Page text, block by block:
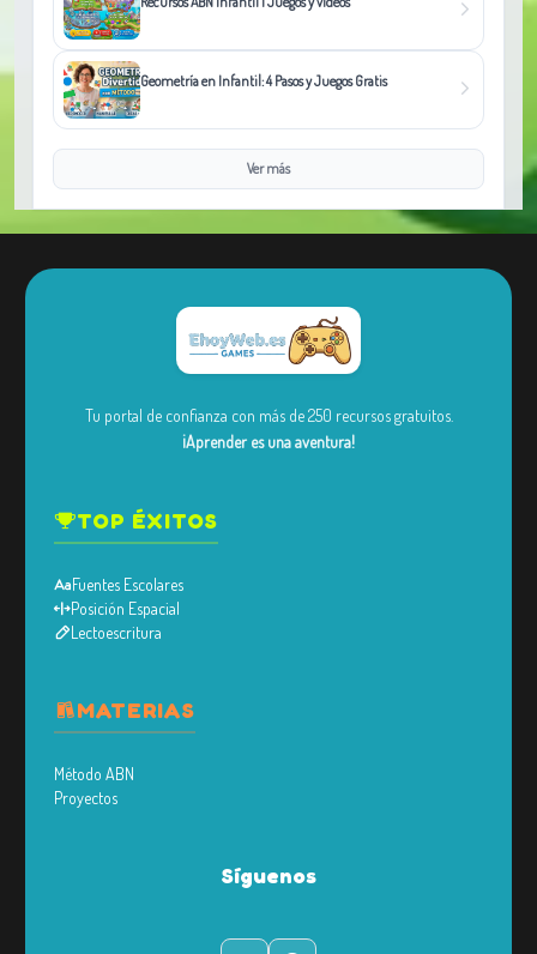
Geometría en Infantil: 4 Pasos y Juegos Gratis
Ver más
Tu portal de confianza con más de 250 recursos gratuitos.
¡Aprender es una aventura!
TOP ÉXITOS
Fuentes Escolares
Posición Espacial
Lectoescritura
MATERIAS
Método ABN
Proyectos
Síguenos